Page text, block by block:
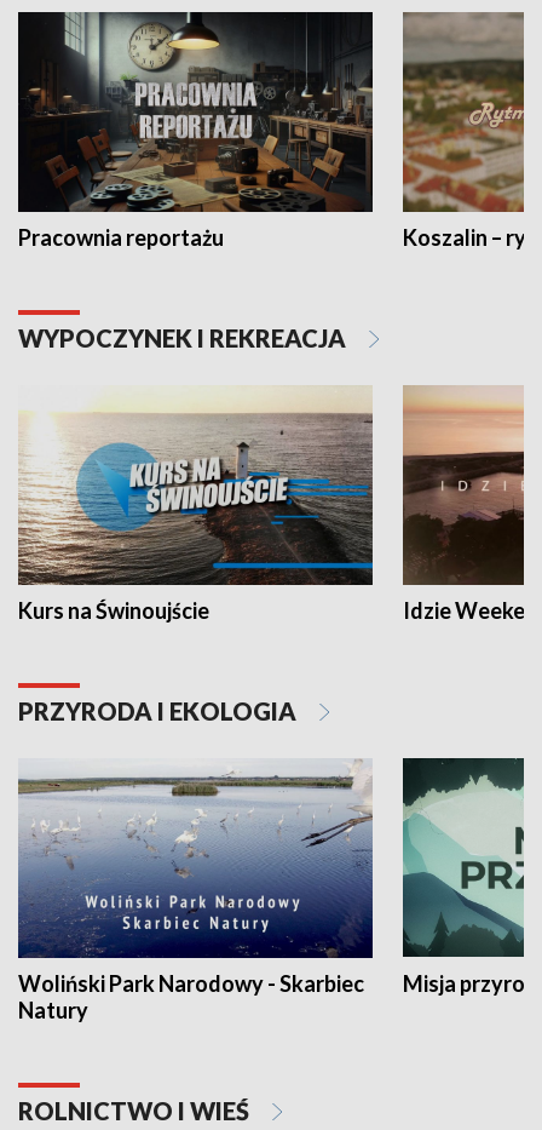
Pracownia reportażu Koszalin –
WYPOCZYNEK I REKREACJA
Kurs na Świnoujście Idzie
PRZYRODA I EKOLOGIA
Woliński Park Narodowy - Skarbiec
Natury
Misja
ROLNICTWO I WIEŚ